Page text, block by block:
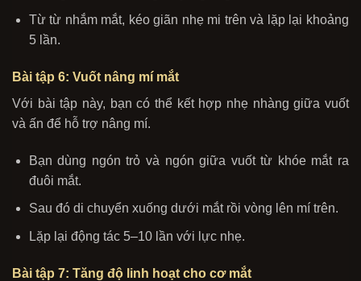
Từ từ nhắm mắt, kéo giãn nhẹ mi trên và lặp lại khoảng
5 lần.
Bài tập 6: Vuốt nâng mí mắt
Với bài tập này, bạn có thể kết hợp nhẹ nhàng giữa vuốt
và ấn để hỗ trợ nâng mí.
Bạn dùng ngón trỏ và ngón giữa vuốt từ khóe mắt ra
đuôi mắt.
Sau đó di chuyển xuống dưới mắt rồi vòng lên mí trên.
Lặp lại động tác 5–10 lần với lực nhẹ.
Bài tập 7: Tăng độ linh hoạt cho cơ mắt